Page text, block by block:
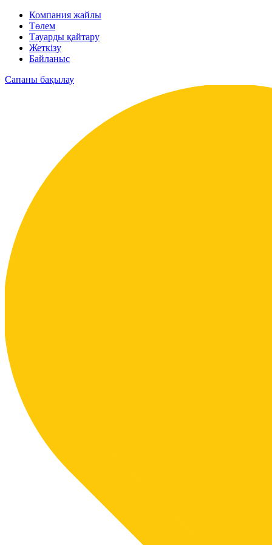
Компания жайлы
Төлем
Тауарды қайтару
Жеткізу
Байланыс
Сапаны бақылау